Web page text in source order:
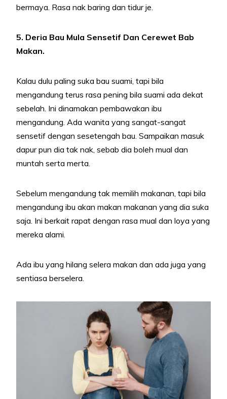
bermaya. Rasa nak baring dan tidur je.
5. Deria Bau Mula Sensetif Dan Cerewet Bab
Makan.
Kalau dulu paling suka bau suami, tapi bila
mengandung terus rasa pening bila suami ada dekat
sebelah. Ini dinamakan pembawakan ibu
mengandung. Ada wanita yang sangat-sangat
sensetif dengan sesetengah bau. Sampaikan masuk
dapur pun dia tak nak, sebab dia boleh mual dan
muntah serta merta.
Sebelum mengandung tak memilih makanan, tapi bila
mengandung ibu akan makan makanan yang dia suka
saja. Ini berkait rapat dengan rasa mual dan loya yang
mereka alami.
Ada ibu yang hilang selera makan dan ada juga yang
sentiasa berselera.